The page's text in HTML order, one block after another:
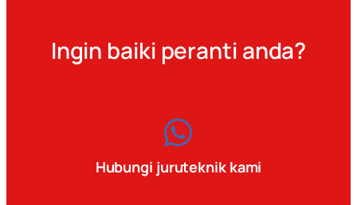
Ingin baiki peranti anda?
Hubungi juruteknik kami